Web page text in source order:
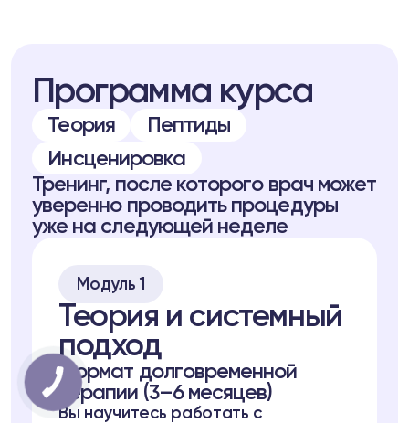
Программа курса
Теория
Пептиды
Инсценировка
Тренинг, после которого врач может
уверенно проводить процедуры
уже на следующей неделе
Модуль 1
Теория и системный
подход
Формат долговременной
терапии (3–6 месяцев)
Вы научитесь работать с